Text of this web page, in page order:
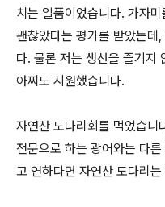
치는 일품이었습니다. 가자
괜찮았다는 평가를 받았는데
다. 물론 저는 생선을 즐기지
아찌도 시원했습니다.
자연산 도다리회를 먹었습니
전문으로 하는 광어와는 다
고 연하다면 자연산 도다리